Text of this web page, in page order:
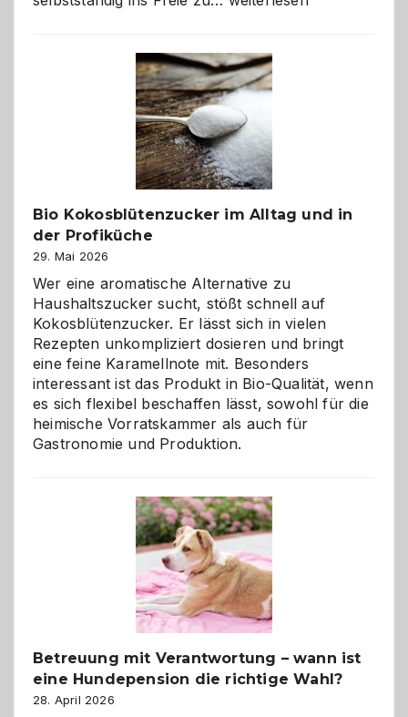
Freund
in
Gefahr
ist:
Brandschutz
für
Hunde
eigenen
Bio Kokosblütenzucker im Alltag und in
der Profiküche
29. Mai 2026
Wer eine aromatische Alternative zu
Haushaltszucker sucht, stößt schnell auf
Kokosblütenzucker. Er lässt sich in vielen
Rezepten unkompliziert dosieren und bringt
eine feine Karamellnote mit. Besonders
interessant ist das Produkt in Bio-Qualität, wenn
es sich flexibel beschaffen lässt, sowohl für die
heimische Vorratskammer als auch für
Gastronomie und Produktion.
Betreuung mit Verantwortung – wann ist
eine Hundepension die richtige Wahl?
28. April 2026